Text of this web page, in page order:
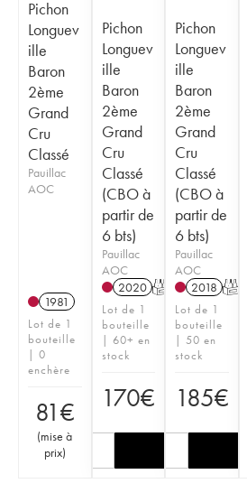
Pichon
Longuev
ille
Baron
2ème
Grand
Cru
Classé
Pauillac
AOC
1981
Lot de 1
bouteille
| 0
enchère
81€
(mise à
prix)
Pichon
Longuev
ille
Baron
2ème
Grand
Cru
Classé
(CBO à
partir de
6 bts)
Pauillac
AOC
2020 T
Lot de 1
bouteille
| 60+ en
stock
170€
Pichon
Longuev
ille
Baron
2ème
Grand
Cru
Classé
(CBO à
partir de
6 bts)
Pauillac
AOC
2018 T
Lot de 1
bouteille
| 50 en
stock
185€